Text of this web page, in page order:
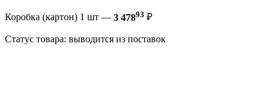
Коробка (картон) 1 шт — 3 47893 ₽
Статус товара: выводится из поставок